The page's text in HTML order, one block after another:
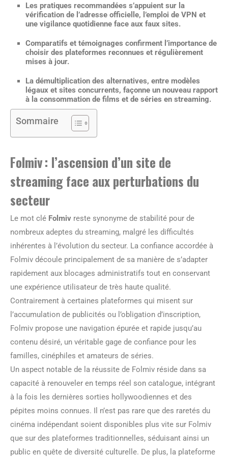
Les pratiques recommandées s’appuient sur la
vérification de l’adresse officielle, l’emploi de VPN et
une vigilance quotidienne face aux faux sites.
Comparatifs et témoignages confirment l’importance de
choisir des plateformes reconnues et régulièrement
mises à jour.
La démultiplication des alternatives, entre modèles
légaux et sites concurrents, façonne un nouveau rapport
à la consommation de films et de séries en streaming.
Sommaire
Folmiv : l’ascension d’un site de
streaming face aux perturbations du
secteur
Le mot clé Folmiv reste synonyme de stabilité pour de
nombreux adeptes du streaming, malgré les difficultés
inhérentes à l’évolution du secteur. La confiance accordée à
Folmiv découle principalement de sa manière de s’adapter
rapidement aux blocages administratifs tout en conservant
une expérience utilisateur de très haute qualité.
Contrairement à certaines plateformes qui misent sur
l’accumulation de publicités ou l’obligation d’inscription,
Folmiv propose une navigation épurée et rapide jusqu’au
contenu désiré, un véritable gage de confiance pour les
familles, cinéphiles et amateurs de séries.
Un aspect notable de la réussite de Folmiv réside dans sa
capacité à renouveler en temps réel son catalogue, intégrant
à la fois les dernières sorties hollywoodiennes et des
pépites moins connues. Il n’est pas rare que des raretés du
cinéma indépendant soient disponibles plus vite sur Folmiv
que sur des plateformes traditionnelles, séduisant ainsi un
public en quête de diversité culturelle. De plus, la plateforme